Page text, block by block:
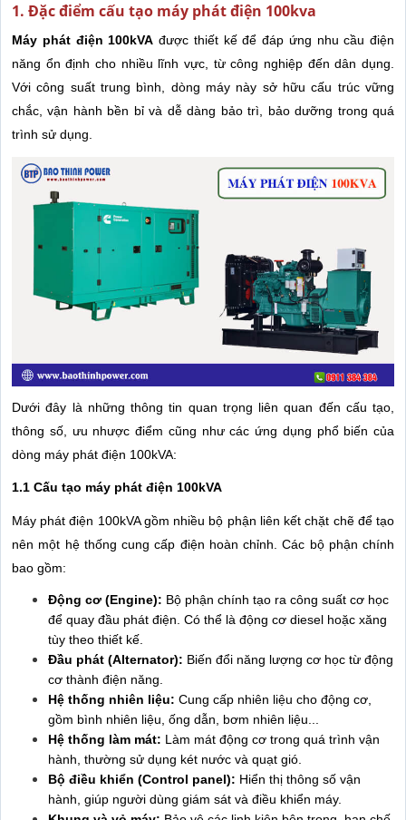
1. Đặc điểm cấu tạo máy phát điện 100kva
Máy phát điện 100kVA được thiết kế để đáp ứng nhu cầu điện
năng ổn định cho nhiều lĩnh vực, từ công nghiệp đến dân dụng.
Với công suất trung bình, dòng máy này sở hữu cấu trúc vững
chắc, vận hành bền bỉ và dễ dàng bảo trì, bảo dưỡng trong quá
trình sử dụng.
Dưới đây là những thông tin quan trọng liên quan đến cấu tạo,
thông số, ưu nhược điểm cũng như các ứng dụng phổ biến của
dòng máy phát điện 100kVA:
1.1 Cấu tạo máy phát điện 100kVA
Máy phát điện 100kVA gồm nhiều bộ phận liên kết chặt chẽ để tạo
nên một hệ thống cung cấp điện hoàn chỉnh. Các bộ phận chính
bao gồm:
Động cơ (Engine): Bộ phận chính tạo ra công suất cơ học
để quay đầu phát điện. Có thể là động cơ diesel hoặc xăng
tùy theo thiết kế.
Đầu phát (Alternator): Biến đổi năng lượng cơ học từ động
cơ thành điện năng.
Hệ thống nhiên liệu: Cung cấp nhiên liệu cho động cơ,
gồm bình nhiên liệu, ống dẫn, bơm nhiên liệu...
Hệ thống làm mát: Làm mát động cơ trong quá trình vận
hành, thường sử dụng két nước và quạt gió.
Bộ điều khiển (Control panel): Hiển thị thông số vận
hành, giúp người dùng giám sát và điều khiển máy.